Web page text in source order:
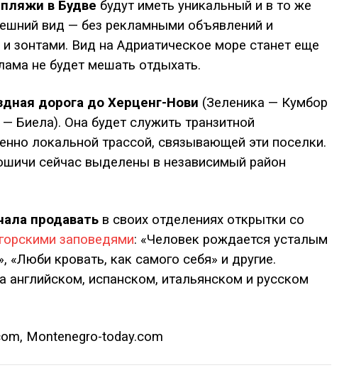
в Будве будут иметь уникальный и в то же
вид — без рекламными объявлений и
зонтами. Вид на Адриатическое море станет еще
не будет мешать отдыхать.
дорога до Херценг-Нови (Зеленика — Кумбор
Она будет служить транзитной
локальной трассой, связывающей эти поселки.
сейчас выделены в независимый район
продавать в своих отделениях открытки со
заповедями: «Человек рождается усталым
«Люби кровать, как самого себя» и другие.
английском, испанском, итальянском и русском
Montenegro-today.com